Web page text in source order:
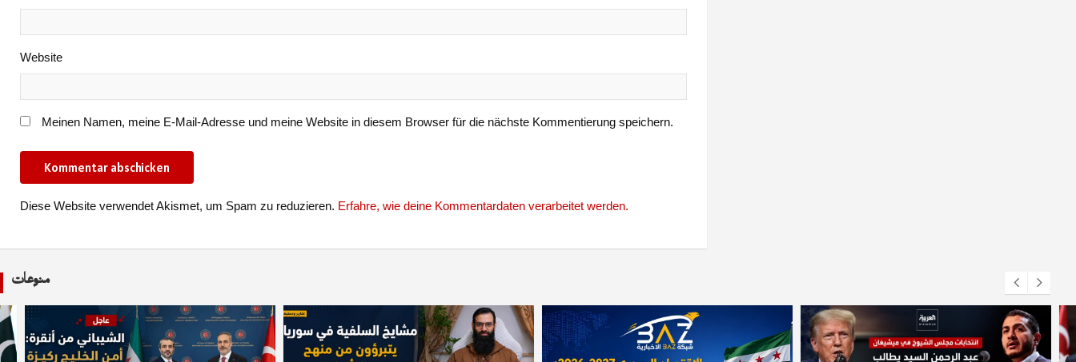
Website
Meinen Namen, meine E-Mail-Adresse und meine Website in diesem Browser für die nächste Kommentierung speichern.
Diese Website verwendet Akismet, um Spam zu reduzieren. Erfahre, wie deine Kommentardaten verarbeitet werden.
منوعات